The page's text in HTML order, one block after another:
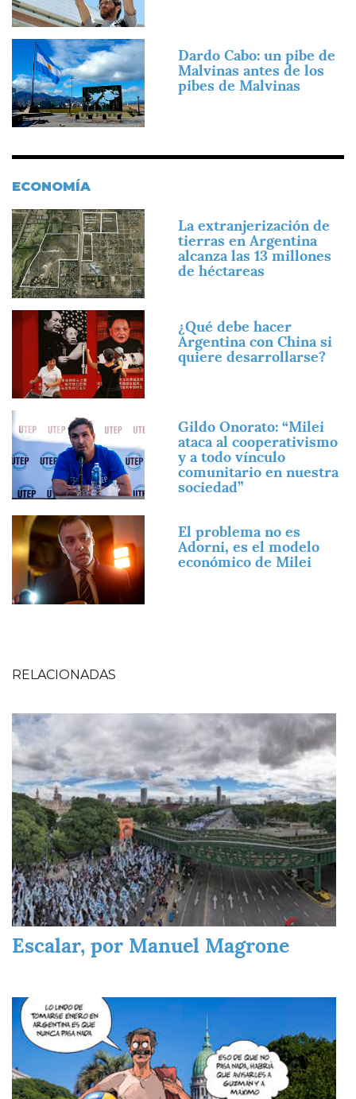
Imagen
Dardo Cabo: un pibe de
Malvinas antes de los
pibes de Malvinas
ECONOMÍA
Imagen
La extranjerización de
tierras en Argentina
alcanza las 13 millones
de héctareas
Imagen
¿Qué debe hacer
Argentina con China si
quiere desarrollarse?
Gildo Onorato: “Milei
ataca al cooperativismo
y a todo vínculo
comunitario en nuestra
sociedad”
Imagen
El problema no es
Adorni, es el modelo
económico de Milei
RELACIONADAS
Imagen
Escalar, por Manuel Magrone
Imagen